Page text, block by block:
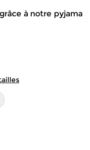
à notre pyjama